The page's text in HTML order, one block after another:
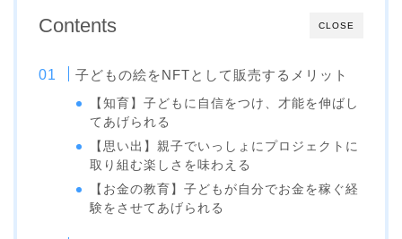
CLOSE
Contents
子どもの絵をNFTとして販売するメリット
【知育】子どもに自信をつけ、才能を伸ばし
てあげられる
【思い出】親子でいっしょにプロジェクトに
取り組む楽しさを味わえる
【お金の教育】子どもが自分でお金を稼ぐ経
験をさせてあげられる